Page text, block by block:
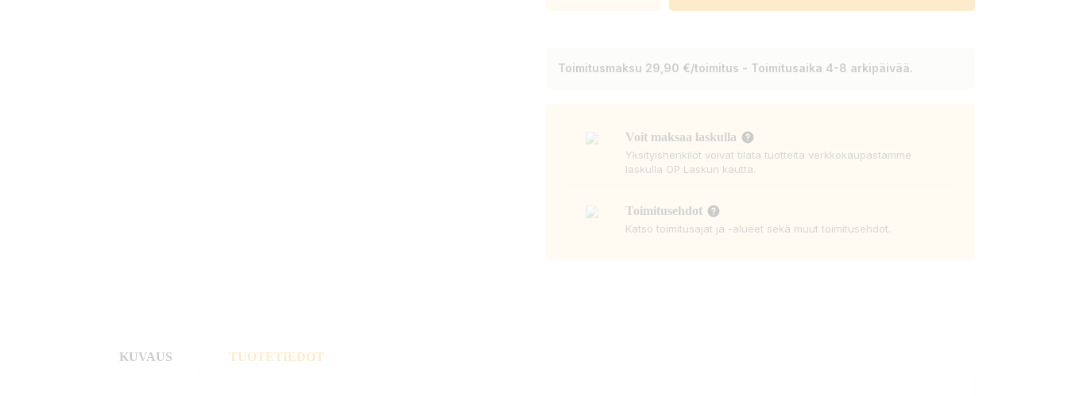
Toimitusmaksu 29,90 €/toimitus - Toimitusaika 4-8 arkipäivää.
Voit maksaa laskulla
Yksityishenkilöt voivat tilata tuotteita verkkokaupastamme
laskulla OP Laskun kautta.
Toimitusehdot
Katso toimitusajat ja -alueet sekä muut toimitusehdot.
KUVAUS TUOTETIEDOT